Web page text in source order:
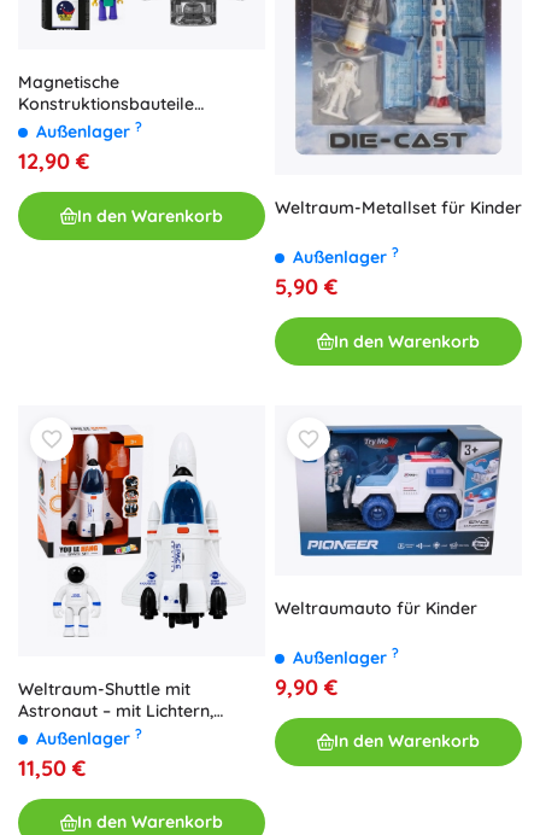
Magnetische
Konstruktionsbauteile
Raumrakete ins Weltall mit
Astronautenfigur (26 Stk.)
Außenlager ?
12,90 €
In den Warenkorb Weltraum-Metallset für Kinder
Außenlager ?
5,90 €
In den Warenkorb
Weltraum-Shuttle mit
Astronaut – mit Lichtern,
Sounds und Wassernebel
Außenlager ?
11,50 €
In den Warenkorb
Weltraumauto für Kinder
Außenlager ?
9,90 €
In den Warenkorb